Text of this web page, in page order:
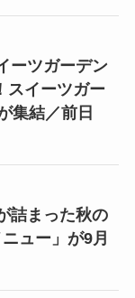
ーツガーデン
スイーツガー
集結／前日
詰まった秋の
ュー」が9月